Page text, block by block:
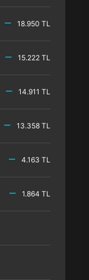
18.950 TL
15.222 TL
14.911 TL
13.358 TL
4.163 TL
1.864 TL